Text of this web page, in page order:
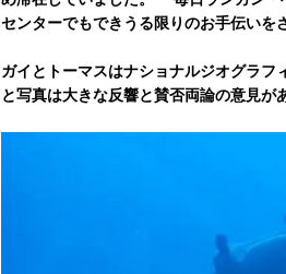
センターでもできうる限りのお手伝いを
ガイとトーマスはナショナルジオグラ
と写真は大きな反響と賛否両論の意見が